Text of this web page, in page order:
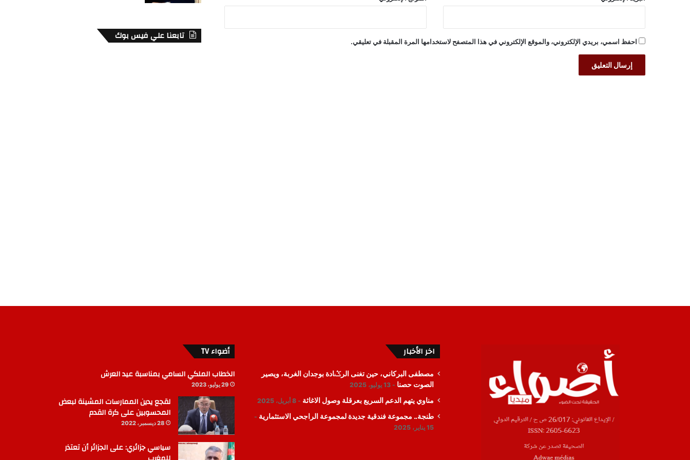
احفظ اسمي، بريدي الإلكتروني، والموقع الإلكتروني في هذا المتصفح لاستخدامها المرة المقبلة في تعليقي. تابعنا علي فيس بوك
اخر الأخبار
مصطفى البركاني، حين تغنى الرݣادة بوجدان الغربة، ويصير
الصوت حصنا
13 يوليو، 2025
مناوي يتهم الدعم السريع بعرقلة وصول الاغاثة 8 أبريل، 2025
طنجة.. مجموعة فندقية جديدة لمجموعة الراجحي الاستثمارية
15 يناير، 2025
أضواء TV
الخطاب الملكي السامي بمناسبة عيد العرش
29 يوليو، 2023
لقجع يدين الممارسات المشينة لبعض
المحسوبين على كرة القدم
28 ديسمبر، 2022
سياسي جزائري: على الجزائر أن تعتذر